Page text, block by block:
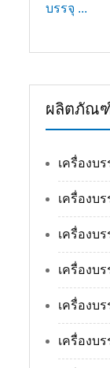
บรรจุ ...
ผลิตภัณ
เครื่องบ
เครื่องบ
เครื่องบ
เครื่องบ
เครื่องบ
เครื่องบ